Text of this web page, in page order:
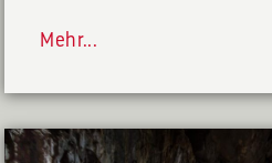
Mehr...